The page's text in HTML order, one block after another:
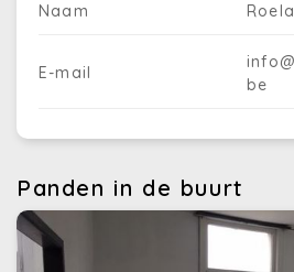
Naam
E-mail
be
Panden in de buurt